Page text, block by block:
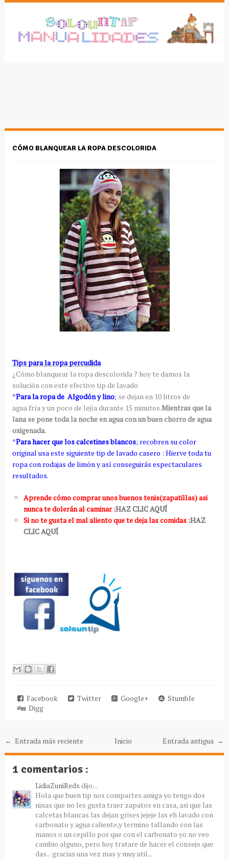
CÓMO BLANQUEAR LA ROPA DESCOLORIDA
Tips para la ropa percudida
¿Cómo blanquear la ropa descolorida ? hoy te damos la
solución con este efectivo tip de lavado
*Para la ropa de Algodón y lino; se dejan en 10 litros de
agua fría y un poco de lejía durante 15 minutos.Mientras que la
lana se pone toda la noche en agua con un buen chorro de agua
oxigenada.
*Para hacer que los calcetines blancos; recobren su color
original usa este siguiente tip de lavado casero : Hierve toda tu
ropa con rodajas de limón y así conseguirás espectaculares
resultados.
Aprende cómo comprar unos buenos tenis(zapatillas) asi
nunca te dolerán al caminar :HAZ CLIC AQUÍ
Si no te gusta el mal aliento que te deja las comidas :HAZ
CLIC AQUÍ
Facebook Twitter Google+
Stumble
Digg
← Entrada más reciente Entrada antigua →
Inicio
1 comentarios :
LidiaZuniReds dijo...
Hola que buen tip nos compartes amiga yo tengo dos
ninas que no les gusta traer zapatos en casa, asi que las
calcetas blancas las dejan grises jejeje las eh lavado con
carbonato y agua caliente,y termino tallando con las
manos o un cepillo por que con el carbonato yo no veo
cambio alguno, pero hoy tratare de hacer el consejo que
das... gracias una vez mas y muy util...